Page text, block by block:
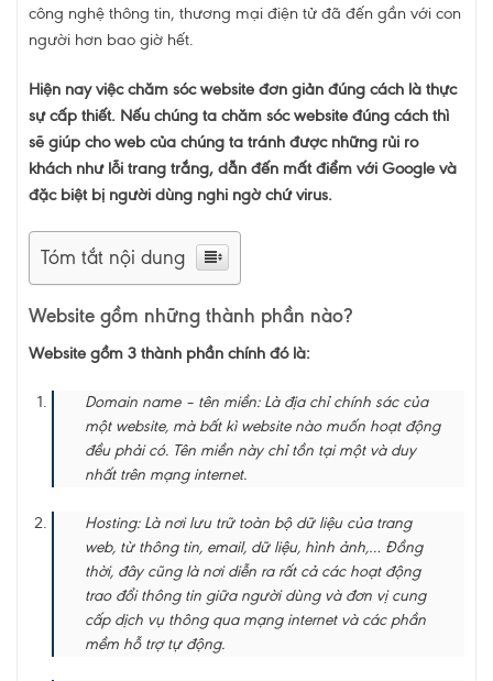
công nghệ thông tin, thương mại điện tử đã đến gần với con
người hơn bao giờ hết.
Hiện nay việc chăm sóc website đơn giản đúng cách là thực
sự cấp thiết. Nếu chúng ta chăm sóc website đúng cách thì
sẽ giúp cho web của chúng ta tránh được những rủi ro
khách như lỗi trang trắng, dẫn đến mất điểm với Google và
đặc biệt bị người dùng nghi ngờ chứ virus.
Tóm tắt nội dung
Website gồm những thành phần nào?
Website gồm 3 thành phần chính đó là:
Domain name – tên miền: Là địa chỉ chính sác của
một website, mà bất kì website nào muốn hoạt động
đều phải có. Tên miền này chỉ tồn tại một và duy
nhất trên mạng internet.
Hosting: Là nơi lưu trữ toàn bộ dữ liệu của trang
web, từ thông tin, email, dữ liệu, hình ảnh,… Đồng
thời, đây cũng là nơi diễn ra rất cả các hoạt động
trao đổi thông tin giữa người dùng và đơn vị cung
cấp dịch vụ thông qua mạng internet và các phần
mềm hỗ trợ tự động.